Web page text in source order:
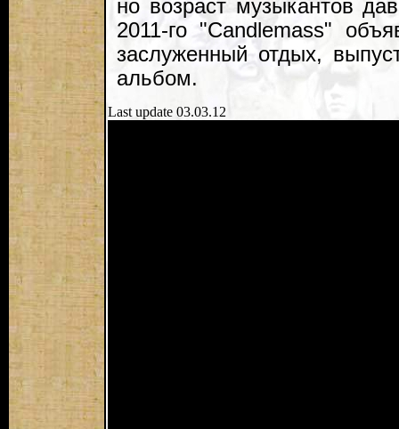
но возраст музыкантов
2011-го "Candlemass"
заслуженный отдых,
альбом.
Last update 03.03.12